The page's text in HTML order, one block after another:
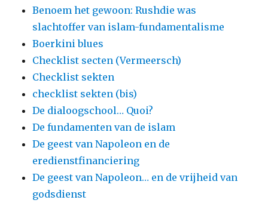
Benoem het gewoon: Rushdie was
slachtoffer van islam-fundamentalisme
Boerkini blues
Checklist secten (Vermeersch)
Checklist sekten
checklist sekten (bis)
De dialoogschool… Quoi?
De fundamenten van de islam
De geest van Napoleon en de
eredienstfinanciering
De geest van Napoleon… en de vrijheid van
godsdienst